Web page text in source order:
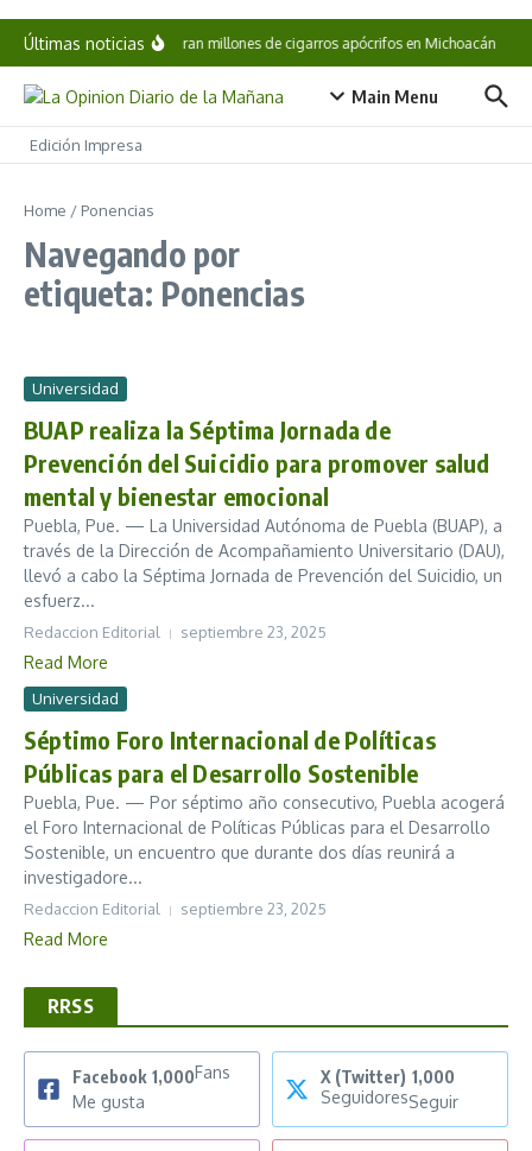
Saltar al contenido
Últimas noticiasAseguran millones de cigarros apócrifos en Michoacán
Main Menu
Edición Impresa
Home / Ponencias
Navegando por
etiqueta: Ponencias
Universidad
BUAP realiza la Séptima Jornada de
Prevención del Suicidio para promover salud
mental y bienestar emocional
Puebla, Pue. — La Universidad Autónoma de Puebla (BUAP), a
través de la Dirección de Acompañamiento Universitario (DAU),
llevó a cabo la Séptima Jornada de Prevención del Suicidio, un
esfuerz...
Redaccion Editorial septiembre 23, 2025
Read More
Universidad
Séptimo Foro Internacional de Políticas
Públicas para el Desarrollo Sostenible
Puebla, Pue. — Por séptimo año consecutivo, Puebla acogerá
el Foro Internacional de Políticas Públicas para el Desarrollo
Sostenible, un encuentro que durante dos días reunirá a
investigadore...
Redaccion Editorial septiembre 23, 2025
Read More
RRSS
Facebook 1,000Fans
Me gusta
X (Twitter) 1,000
SeguidoresSeguir